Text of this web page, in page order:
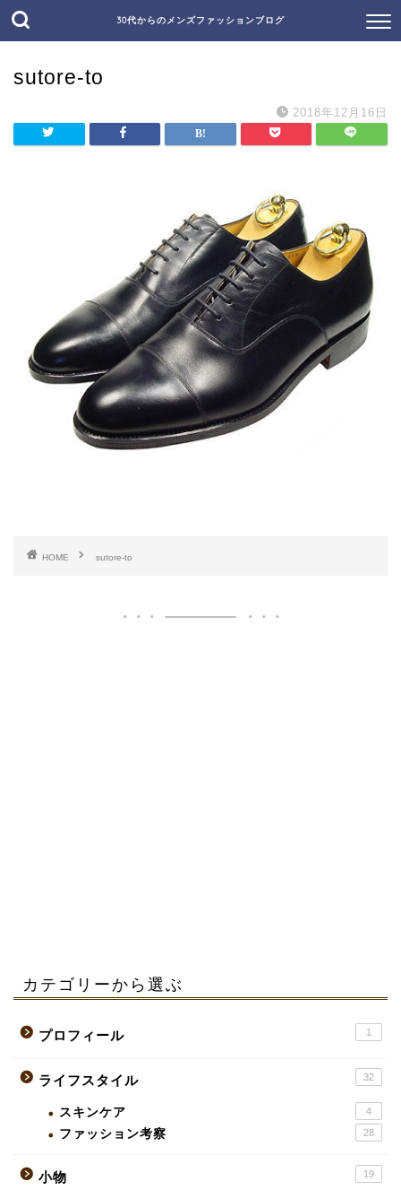
30代からのメンズファッションブログ
sutore-to
2018年12月16日
HOME sutore-to
カテゴリーから選ぶ
プロフィール 1
ライフスタイル 32
スキンケア 4
ファッション考察 28
小物 19